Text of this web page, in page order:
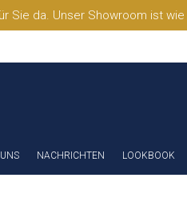
Sie da. Unser Showroom ist
NACHRICHTEN LOOKBOOK